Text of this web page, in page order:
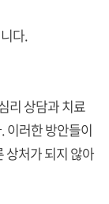
다.
리 상담과 치료
이러한 방안들이
상처가 되지 않아